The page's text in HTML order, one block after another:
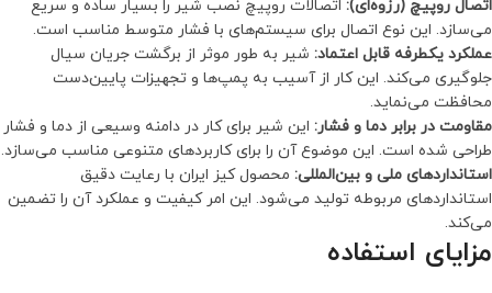
اتصال روپیچ (رزوه‌ای): اتصالات روپیچ نصب شیر را بسیار ساده و سریع
می‌سازد. این نوع اتصال برای سیستم‌های با فشار متوسط مناسب است.
عملکرد یکطرفه قابل اعتماد: شیر به طور موثر از برگشت جریان سیال
جلوگیری می‌کند. این کار از آسیب به پمپ‌ها و تجهیزات پایین‌دست
محافظت می‌نماید.
مقاومت در برابر دما و فشار: این شیر برای کار در دامنه وسیعی از دما و فشار
طراحی شده است. این موضوع آن را برای کاربردهای متنوعی مناسب می‌سازد.
استانداردهای ملی و بین‌المللی: محصول کیز ایران با رعایت دقیق
استانداردهای مربوطه تولید می‌شود. این امر کیفیت و عملکرد آن را تضمین
می‌کند.
مزایای استفاده